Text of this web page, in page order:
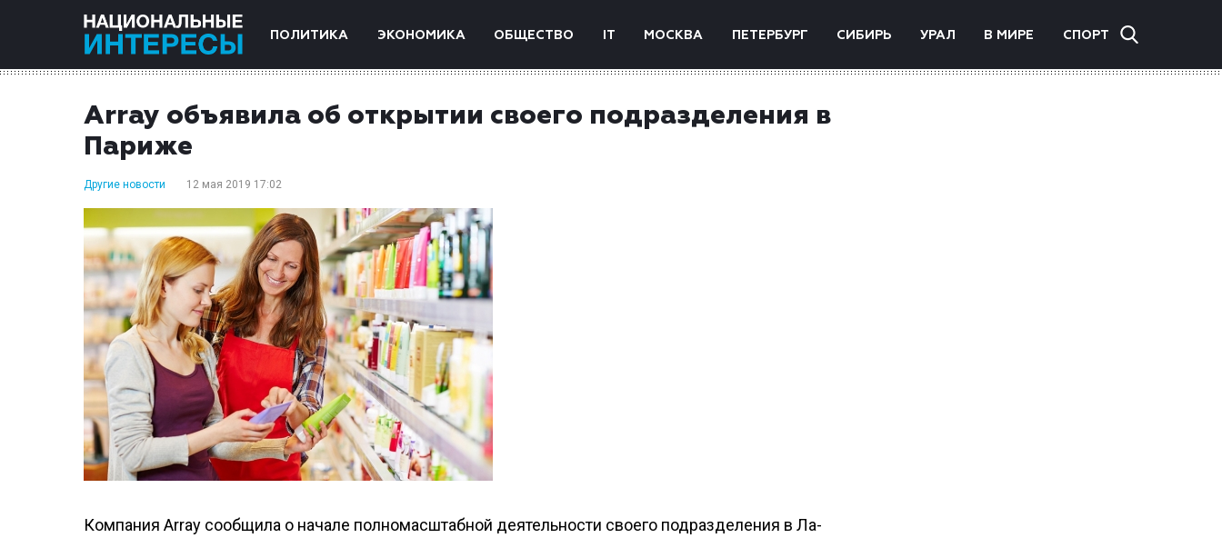
ПОЛИТИКА ЭКОНОМИКА ОБЩЕСТВО IT МОСКВА ПЕТЕРБУРГ СИБИРЬ УРАЛ В МИРЕ СПОРТ
Array объявила об открытии своего подразделения в
Париже
Другие новости 12 мая 2019 17:02
Компания Array сообщила о начале полномасштабной деятельности своего подразделения в Ла-